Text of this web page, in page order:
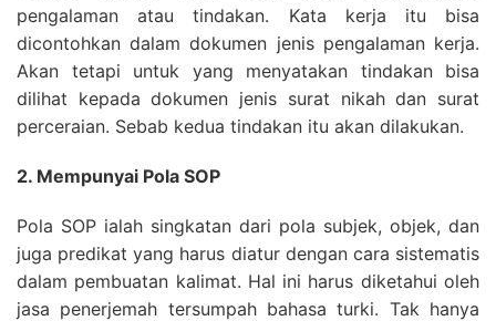
pengalaman atau tindakan. Kata kerja itu bisa
dicontohkan dalam dokumen jenis pengalaman kerja.
Akan tetapi untuk yang menyatakan tindakan bisa
dilihat kepada dokumen jenis surat nikah dan surat
perceraian. Sebab kedua tindakan itu akan dilakukan.
2. Mempunyai Pola SOP
Pola SOP ialah singkatan dari pola subjek, objek, dan
juga predikat yang harus diatur dengan cara sistematis
dalam pembuatan kalimat. Hal ini harus diketahui oleh
jasa penerjemah tersumpah bahasa turki. Tak hanya